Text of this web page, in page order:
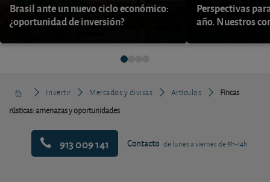
Brasil ante un nuevo ciclo económico:
¿oportunidad de inversión?
Perspectivas
año. Nuestros
Invertir Mercados y divisas Artículos
Fincas
rústicas: amenazas y oportunidades
913 009 141 Contacto de lunes a viernes de 9h-14h